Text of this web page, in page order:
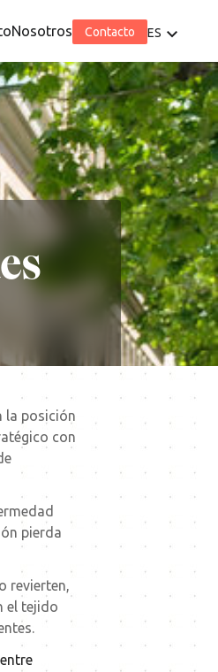
Nosotros Contacto ES
la posición
con
pierda
revierten,
el tejido